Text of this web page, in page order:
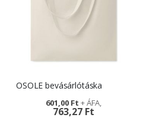
OSOLE bevásárlótáska
763,27 Ft
601,00 Ft